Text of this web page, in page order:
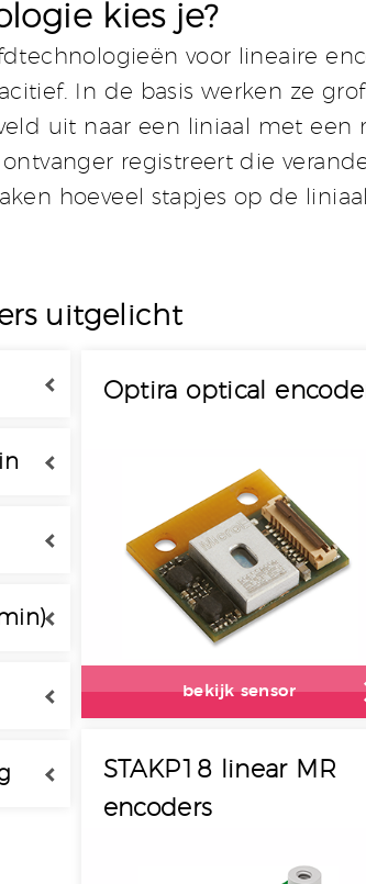
kies je?
voor lineaire
In de basis werken ze
uit naar een liniaal met
registreert die
hoeveel stapjes op de
uitgelicht
Optira optical
bekijk sensor
STAKP18 linear MR
encoders